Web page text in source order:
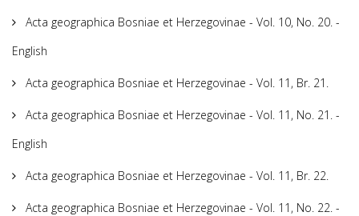
Acta geographica Bosniae et Herzegovinae - Vol. 10, No. 20. -
English
Acta geographica Bosniae et Herzegovinae - Vol. 11, Br. 21.
Acta geographica Bosniae et Herzegovinae - Vol. 11, No. 21. -
English
Acta geographica Bosniae et Herzegovinae - Vol. 11, Br. 22.
Acta geographica Bosniae et Herzegovinae - Vol. 11, No. 22. -